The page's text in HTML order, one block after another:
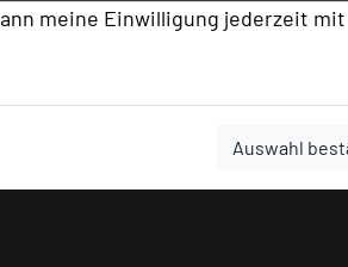
meine Einwilligung jederzeit